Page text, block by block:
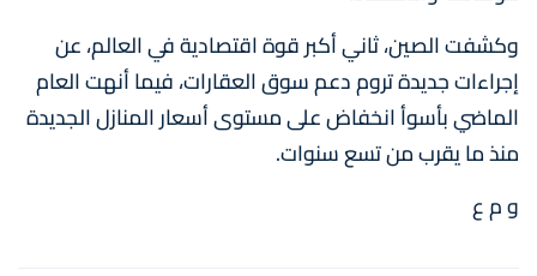
وكشفت الصين، ثاني أكبر قوة اقتصادية في العالم، عن
إجراءات جديدة تروم دعم سوق العقارات، فيما أنهت العام
الماضي بأسوأ انخفاض على مستوى أسعار المنازل الجديدة
منذ ما يقرب من تسع سنوات.
و م ع